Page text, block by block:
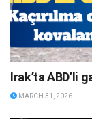
Irak’ta ABD’li
MARCH 31, 2026